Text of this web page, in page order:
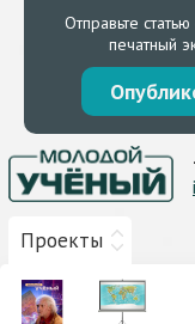
Отправьте
печатный
Проекты